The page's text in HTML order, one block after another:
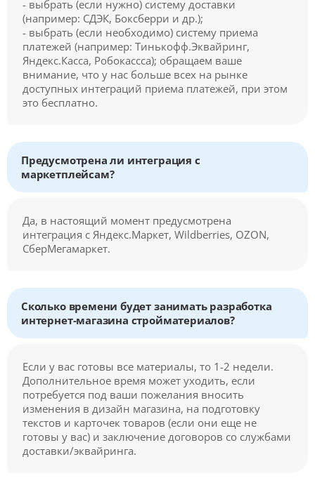
- выбрать (если нужно) систему доставки
(например: СДЭК, Боксберри и др.);
- выбрать (если необходимо) систему приема
платежей (например: Тинькофф.Эквайринг,
Яндекс.Касса, Робокассса); обращаем ваше
внимание, что у нас больше всех на рынке
доступных интеграций приема платежей, при этом
это бесплатно.
Предусмотрена ли интеграция с
маркетплейсам?
Да, в настоящий момент предусмотрена
интеграция с Яндекс.Маркет, Wildberries, OZON,
СберМегамаркет.
Сколько времени будет занимать разработка
интернет-магазина стройматериалов?
Если у вас готовы все материалы, то 1-2 недели.
Дополнительное время может уходить, если
потребуется под ваши пожелания вносить
изменения в дизайн магазина, на подготовку
текстов и карточек товаров (если они еще не
готовы у вас) и заключение договоров со службами
доставки/эквайринга.